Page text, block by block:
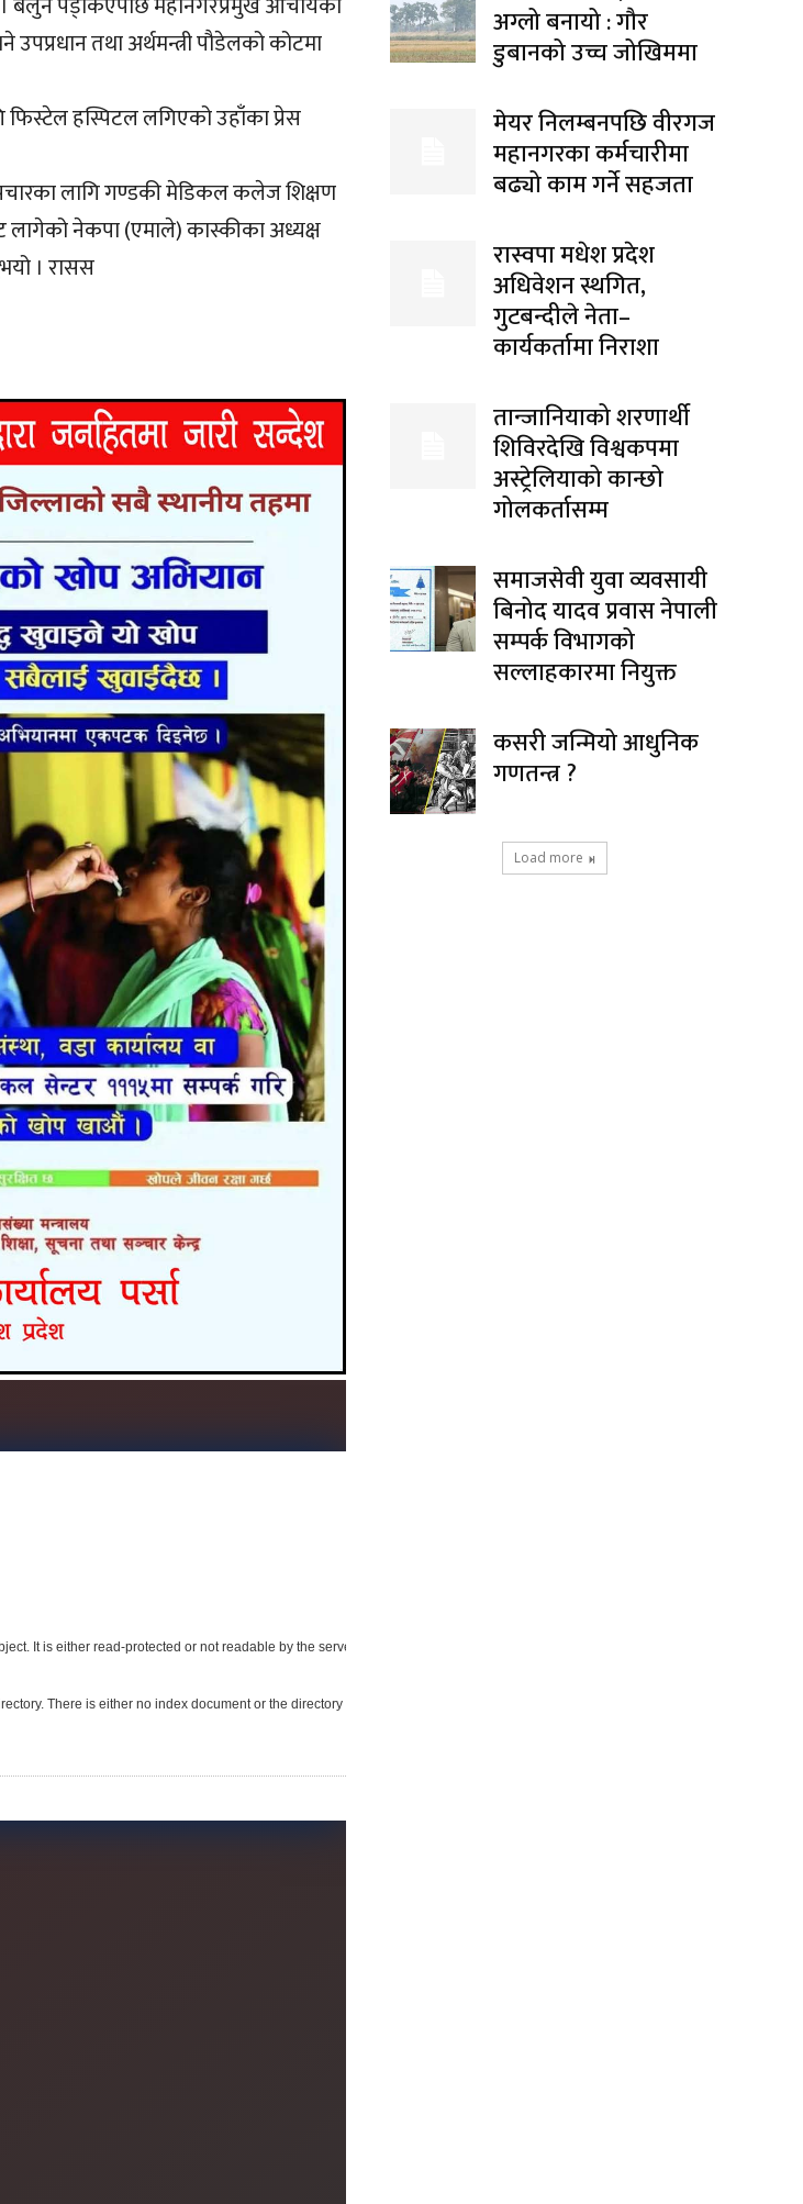
तथा अर्थमन्त्री पौडेलको कोटमा
फिस्टेल हस्पिटल लगिएको उहाँका प्रेस
लागि गण्डकी मेडिकल कलेज शिक्षण
लागेको नेकपा (एमाले) कास्कीका अध्यक्ष
। रासस
अग्लो बनायो : गौर
डुबानको उच्च जोखिममा
मेयर निलम्बनपछि वीरगज
महानगरका कर्मचारीमा
बढ्यो काम गर्ने सहजता
रास्वपा मधेश प्रदेश
अधिवेशन स्थगित,
गुटबन्दीले नेता–
कार्यकर्तामा निराशा
तान्जानियाको शरणार्थी
शिविरदेखि विश्वकपमा
अस्ट्रेलियाको कान्छो
गोलकर्तासम्म
समाजसेवी युवा व्यवसायी
बिनोद यादव प्रवास नेपाली
सम्पर्क विभागको
सल्लाहकारमा नियुक्त
कसरी जन्मियो आधुनिक
गणतन्त्र ?
Load more